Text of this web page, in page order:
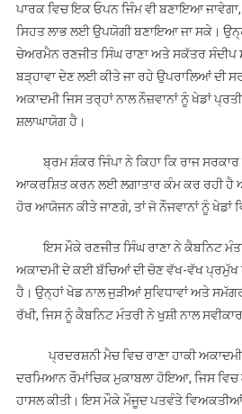
ਪਾਰਕ ਵਿਚ ਇਕ ਓਪਨ ਜਿੰਮ ਵੀ ਬਣਾਇਆ
ਸਿਹਤ ਲਾਭ ਲਈ ਉਪਯੋਗੀ ਬਣਾਇਆ ਜਾ ਸਕੇ।
ਚੇਅਰਮੈਨ ਰਣਜੀਤ ਸਿੰਘ ਰਾਣਾ ਅਤੇ ਸਕੱਤਰ ਸੰਦੀਪ
ਬੜ੍ਹਾਵਾ ਦੇਣ ਲਈ ਕੀਤੇ ਜਾ ਰਹੇ ਉਪਰਾਲਿਆਂ ਦੀ
ਅਕਾਦਮੀ ਜਿਸ ਤਰ੍ਹਾਂ ਨਾਲ ਨੌਜ਼ਵਾਨਾਂ ਨੂੰ ਖੇਡਾਂ
ਸ਼ਲਾਘਾਯੋਗ ਹੈ।
ਬ੍ਰਮ ਸ਼ੰਕਰ ਜਿੰਪਾ ਨੇ ਕਿਹਾ ਕਿ ਰਾਜ ਸਰਕਾਰ
ਆਕਰਸ਼ਿਤ ਕਰਨ ਲਈ ਲਗਾਤਾਰ ਕੰਮ ਕਰ ਰਹੀ ਹੈ
ਹੋਰ ਆਯੋਜਨ ਕੀਤੇ ਜਾਣਗੇ, ਤਾਂ ਜੋ ਨੌਜਵਾਨਾਂ ਨੂੰ ਖੇਡਾਂ
ਇਸ ਮੌਕੇ ਰਣਜੀਤ ਸਿੰਘ ਰਾਣਾ ਨੇ ਕੈਬਨਿਟ
ਅਕਾਦਮੀ ਦੇ ਕਈ ਬੱਚਿਆਂ ਦੀ ਚੋਣ ਵੱਖ-ਵੱਖ ਪ੍ਰਮੁੱਖ
ਹੈ। ਉਨ੍ਹਾਂ ਖੇਡ ਨਾਲ ਜੁੜੀਆਂ ਸੁਵਿਧਾਵਾਂ ਅਤੇ
ਰੱਖੀ, ਜਿਸ ਨੂੰ ਕੈਬਨਿਟ ਮੰਤਰੀ ਨੇ ਖੁਸ਼ੀ ਨਾਲ
ਪ੍ਰਦਰਸ਼ਨੀ ਮੈਚ ਵਿਚ ਰਾਣਾ ਹਾਕੀ
ਦਰਮਿਆਨ ਰੌਮਾਂਚਿਕ ਮੁਕਾਬਲਾ ਹੋਇਆ, ਜਿਸ ਵਿਚ
ਹਾਸਲ ਕੀਤੀ। ਇਸ ਮੌਕੇ ਮੌਜੂਦ ਪਤਵੰਤੇ